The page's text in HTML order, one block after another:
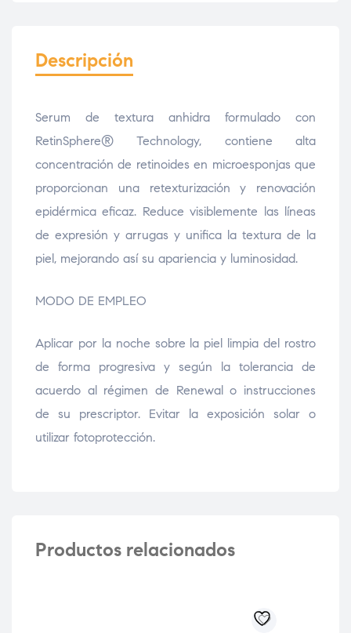
Descripción
Serum de textura anhidra formulado con
RetinSphere® Technology, contiene alta
concentración de retinoides en microesponjas que
proporcionan una retexturización y renovación
epidérmica eficaz. Reduce visiblemente las líneas
de expresión y arrugas y unifica la textura de la
piel, mejorando así su apariencia y luminosidad.
MODO DE EMPLEO
Aplicar por la noche sobre la piel limpia del rostro
de forma progresiva y según la tolerancia de
acuerdo al régimen de Renewal o instrucciones
de su prescriptor. Evitar la exposición solar o
utilizar fotoprotección.
Productos relacionados